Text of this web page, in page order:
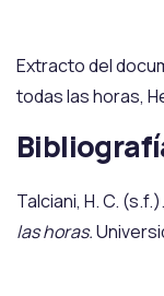
Extracto del
todas las horas,
Talciani, H. C. (s.f.).
las horas.